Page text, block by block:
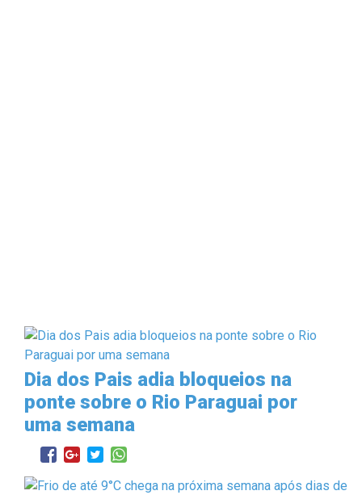
Dia dos Pais adia bloqueios na
ponte sobre o Rio Paraguai por
uma semana